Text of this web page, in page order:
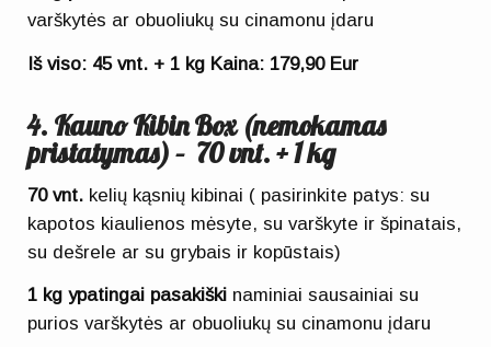
varškytės ar obuoliukų su cinamonu įdaru
Iš viso: 45 vnt. + 1 kg Kaina: 179,90 Eur
4. Kauno Kibin Box (nemokamas
pristatymas) – 70 vnt. + 1 kg
70 vnt. kelių kąsnių kibinai ( pasirinkite patys: su
kapotos kiaulienos mėsyte, su varškyte ir špinatais,
su dešrele ar su grybais ir kopūstais)
1 kg ypatingai pasakiški naminiai sausainiai su
purios varškytės ar obuoliukų su cinamonu įdaru